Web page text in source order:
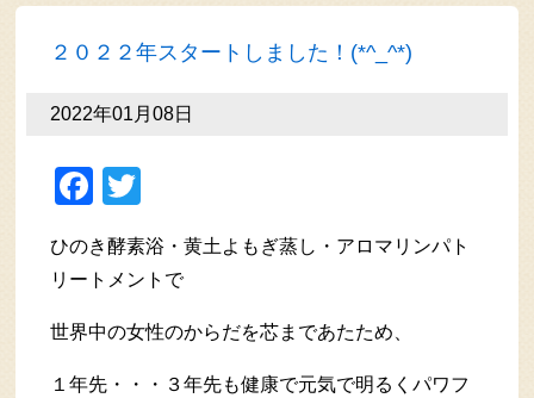
２０２２年スタートしました！(*^_^*)
2022年01月08日
Facebook
ひのき酵素浴・黄土よもぎ蒸し・アロマリンパト
リートメントで
世界中の女性のからだを芯まであたため、
１年先・・・３年先も健康で元気で明るくパワフ